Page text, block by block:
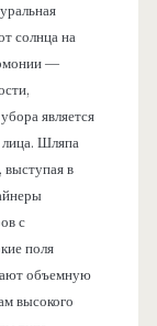
солнца на
—
является
лица. Шляпа
выступая в
с
поля
объемную
высокого